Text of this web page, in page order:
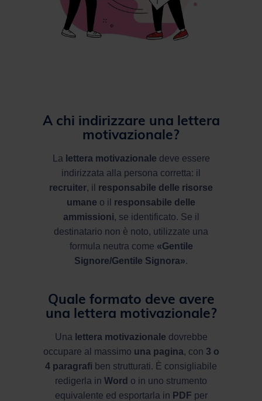
A chi indirizzare una lettera
motivazionale?
La lettera motivazionale deve essere
indirizzata alla persona corretta: il
recruiter, il responsabile delle risorse
umane o il responsabile delle
ammissioni, se identificato. Se il
destinatario non è noto, utilizzate una
formula neutra come «Gentile
Signore/Gentile Signora».
Quale formato deve avere
una lettera motivazionale?
Una lettera motivazionale dovrebbe
occupare al massimo una pagina, con 3 o
4 paragrafi ben strutturati. È consigliabile
redigerla in Word o in uno strumento
equivalente ed esportarla in PDF per